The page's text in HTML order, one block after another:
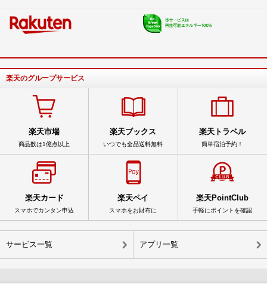
楽天のグループサービス
楽天市場
商品数は1億点以上
楽天ブックス
いつでも全品送料無料
楽天トラベル
簡単宿泊予約！
楽天カード
スマホでカンタン申込
楽天ペイ
スマホをお財布に
楽天PointClub
手軽にポイントを確認
サービス一覧 アプリ一覧